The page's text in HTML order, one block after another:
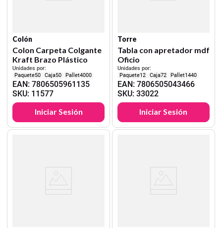
Colón
Colon Carpeta Colgante
Kraft Brazo Plástico
Unidades por:
50
50 4000
EAN:7806505961135
SKU: 11577
Iniciar Sesión
Torre
Tabla con apretador mdf
Oficio
Unidades por:
12
72 1440
EAN: 7806505043466
SKU: 33022
Iniciar Sesión